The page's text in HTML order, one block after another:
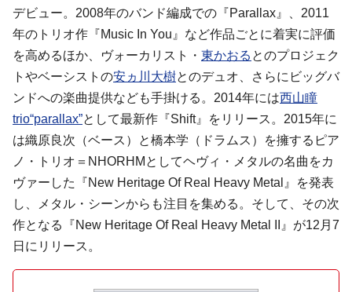
デビュー。2008年のバンド編成での『Parallax』、2011
年のトリオ作『Music In You』など作品ごとに着実に評価
を高めるほか、ヴォーカリスト・ 東かおる とのプロジェク
トやベーシストの安ヵ川大樹とのデュオ、さらにビッグバ
ンドへの楽曲提供なども手掛ける。2014年には西山瞳
trio“parallax”として最新作『Shift』をリリース。2015年に
は織原良次（ベース）と橋本学（ドラムス）を擁するピア
ノ・トリオ＝NHORHMとしてヘヴィ・メタルの名曲をカ
ヴァーした『New Heritage Of Real Heavy Metal』を発表
し、メタル・シーンからも注目を集める。そして、その次
作となる『New Heritage Of Real Heavy Metal II』が12月7
日にリリース。